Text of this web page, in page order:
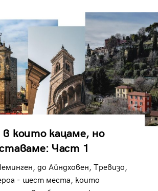
в които кацаме, но
Част 1
до Айндховен, Тревизо,
- шест места, които